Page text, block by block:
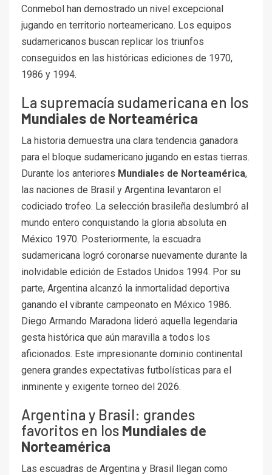
Conmebol han demostrado un nivel excepcional
jugando en territorio norteamericano. Los equipos
sudamericanos buscan replicar los triunfos
conseguidos en las históricas ediciones de 1970,
1986 y 1994.
La supremacía sudamericana en los
Mundiales de Norteamérica
La historia demuestra una clara tendencia ganadora
para el bloque sudamericano jugando en estas tierras.
Durante los anteriores Mundiales de Norteamérica,
las naciones de Brasil y Argentina levantaron el
codiciado trofeo. La selección brasileña deslumbró al
mundo entero conquistando la gloria absoluta en
México 1970. Posteriormente, la escuadra
sudamericana logró coronarse nuevamente durante la
inolvidable edición de Estados Unidos 1994. Por su
parte, Argentina alcanzó la inmortalidad deportiva
ganando el vibrante campeonato en México 1986.
Diego Armando Maradona lideró aquella legendaria
gesta histórica que aún maravilla a todos los
aficionados. Este impresionante dominio continental
genera grandes expectativas futbolísticas para el
inminente y exigente torneo del 2026.
Argentina y Brasil: grandes
favoritos en los Mundiales de
Norteamérica
Las escuadras de Argentina y Brasil llegan como